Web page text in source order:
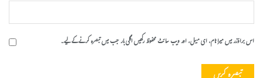
اس براؤزر میں میرا نام، ای میل، اور ویب سائٹ محفوظ رکھیں اگلی بار جب میں تبصرہ کرنے کےلیے۔